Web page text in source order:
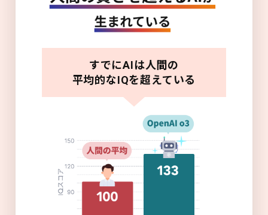
すでにAIは人間の
平均的なIQを超えている